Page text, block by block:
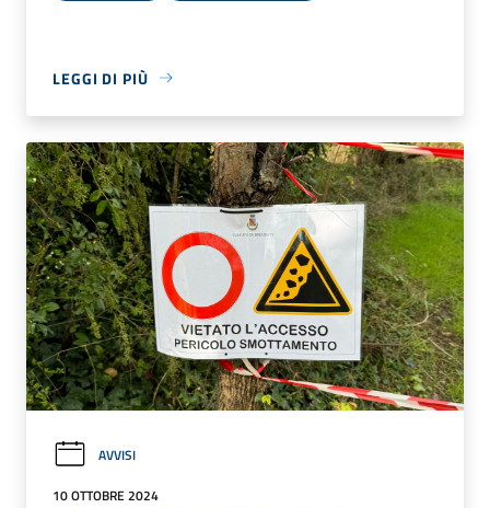
LEGGI DI PIÙ
AVVISI
10 OTTOBRE 2024